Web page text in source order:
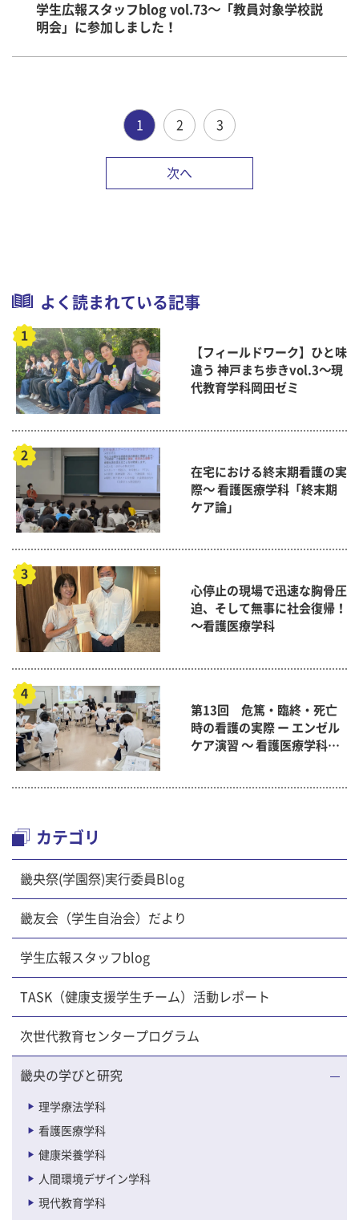
学生広報スタッフblog vol.73～「教員対象学校説
明会」に参加しました！
1 2 3
次へ
よく読まれている記事
【フィールドワーク】ひと味
違う 神戸まち歩きvol.3～現
代教育学科岡田ゼミ
在宅における終末期看護の実
際～ 看護医療学科「終末期
ケア論」
心停止の現場で迅速な胸骨圧
迫、そして無事に社会復帰！
～看護医療学科
第13回 危篤・臨終・死亡
時の看護の実際 ー エンゼル
ケア演習 ～ 看護医療学科
カテゴリ
畿央祭(学園祭)実行委員Blog
畿友会（学生自治会）だより
学生広報スタッフblog
TASK（健康支援学生チーム）活動レポート
次世代教育センタープログラム
畿央の学びと研究
理学療法学科
看護医療学科
健康栄養学科
人間環境デザイン学科
現代教育学科